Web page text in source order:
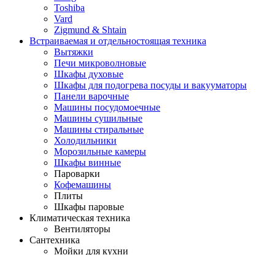
Toshiba
Vard
Zigmund & Shtain
Встраиваемая и отдельностоящая техника
Вытяжки
Печи микроволновые
Шкафы духовые
Шкафы для подогрева посуды и вакууматоры
Панели варочные
Машины посудомоечные
Машины сушильные
Машины стиральные
Холодильники
Морозильные камеры
Шкафы винные
Пароварки
Кофемашины
Плиты
Шкафы паровые
Климатическая техника
Вентиляторы
Сантехника
Мойки для кухни